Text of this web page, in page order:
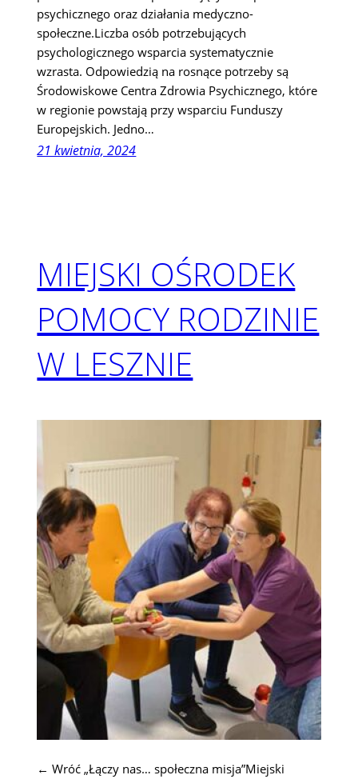
psychicznego oraz działania medyczno-
społeczne.Liczba osób potrzebujących
psychologicznego wsparcia systematycznie
wzrasta. Odpowiedzią na rosnące potrzeby są
Środowiskowe Centra Zdrowia Psychicznego, które
w regionie powstają przy wsparciu Funduszy
Europejskich. Jedno…
21 kwietnia, 2024
MIEJSKI OŚRODEK
POMOCY RODZINIE
W LESZNIE
← Wróć „Łączy nas… społeczna misja”Miejski